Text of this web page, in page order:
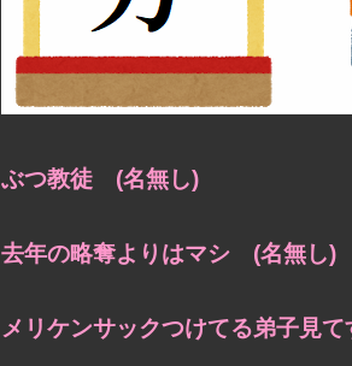
ぶつ教徒 (名無し)
去年の略奪よりはマシ (名無し)
メリケンサックつけてる弟子見